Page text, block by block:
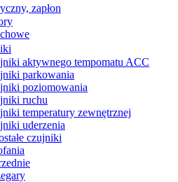
zapłon
aktywnego tempomatu ACC
parkowania
poziomowania
ruchu
temperatury zewnętrznej
uderzenia
czujniki